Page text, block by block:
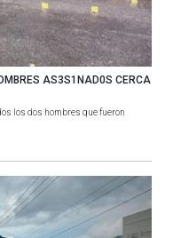
AS3S1NAD0S CERCA
los dos hombres que fueron